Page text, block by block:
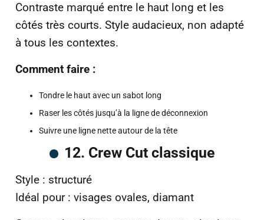
Contraste marqué entre le haut long et les
côtés très courts. Style audacieux, non adapté
à tous les contextes.
Comment faire :
Tondre le haut avec un sabot long
Raser les côtés jusqu’à la ligne de déconnexion
Suivre une ligne nette autour de la tête
12. Crew Cut classique
Style : structuré
Idéal pour : visages ovales, diamant